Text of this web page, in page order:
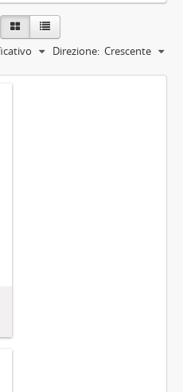
Direzione: Crescente